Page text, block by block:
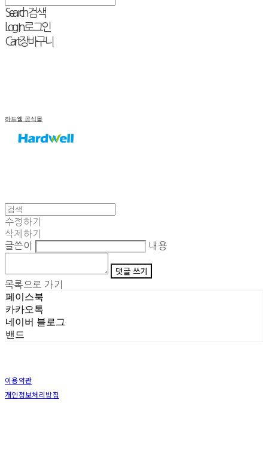
Search검색
Log In로그인
Cart장바구니
하드웰 공식몰
수정하기
삭제하기
글쓴이
내용
댓글 쓰기
목록으로 가기
페이스북
카카오톡
네이버 블로그
밴드
이용약관
개인정보처리방침